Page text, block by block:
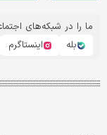
ما را در شبکه‌های
بله
اینستاگرم